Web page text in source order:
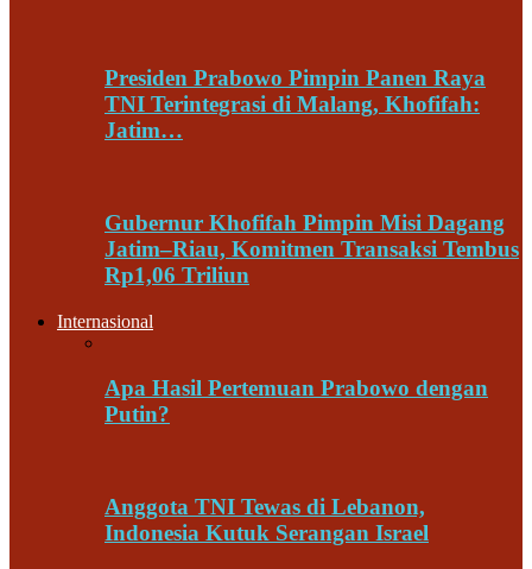
Presiden Prabowo Pimpin Panen Raya
TNI Terintegrasi di Malang, Khofifah:
Jatim…
Gubernur Khofifah Pimpin Misi Dagang
Jatim–Riau, Komitmen Transaksi Tembus
Rp1,06 Triliun
Internasional
Apa Hasil Pertemuan Prabowo dengan
Putin?
Anggota TNI Tewas di Lebanon,
Indonesia Kutuk Serangan Israel